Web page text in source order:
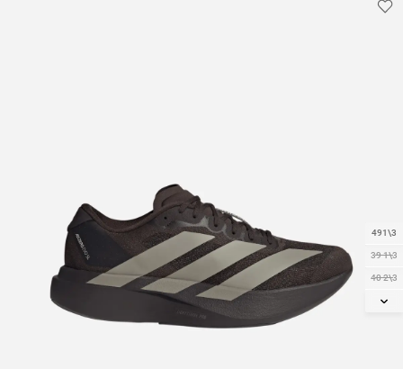
491\3
39 1\3
40 2\3
41 1\3